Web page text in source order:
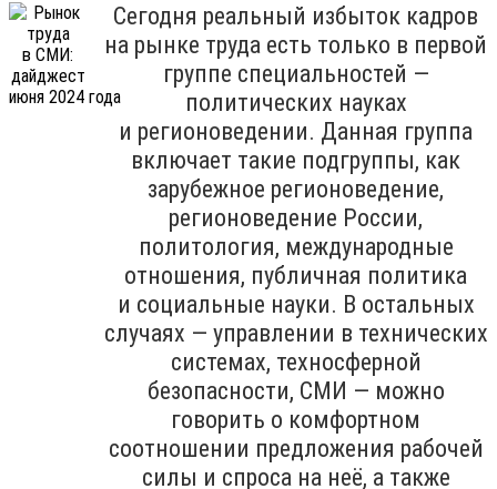
Сегодня реальный избыток кадров
на рынке труда есть только в первой
группе специальностей —
политических науках
и регионоведении. Данная группа
включает такие подгруппы, как
зарубежное регионоведение,
регионоведение России,
политология, международные
отношения, публичная политика
и социальные науки. В остальных
случаях — управлении в технических
системах, техносферной
безопасности, СМИ — можно
говорить о комфортном
соотношении предложения рабочей
силы и спроса на неё, а также